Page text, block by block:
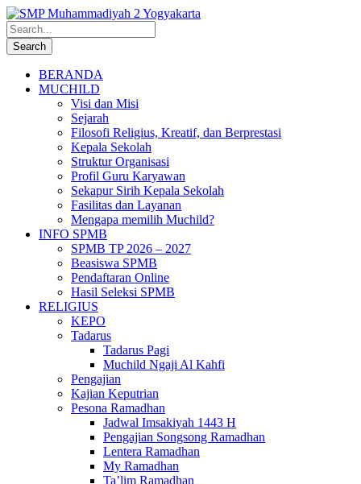
BERANDA
MUCHILD
Visi dan Misi
Sejarah
Filosofi Religius, Kreatif, dan Berprestasi
Kepala Sekolah
Struktur Organisasi
Profil Guru Karyawan
Sekapur Sirih Kepala Sekolah
Fasilitas dan Layanan
Mengapa memilih Muchild?
INFO SPMB
SPMB TP 2026 – 2027
Beasiswa SPMB
Pendaftaran Online
Hasil Seleksi SPMB
RELIGIUS
KEPO
Tadarus
Tadarus Pagi
Muchild Ngaji Al Kahfi
Pengajian
Kajian Keputrian
Pesona Ramadhan
Jadwal Imsakiyah 1443 H
Pengajian Songsong Ramadhan
Lentera Ramadhan
My Ramadhan
Ta’lim Ramadhan